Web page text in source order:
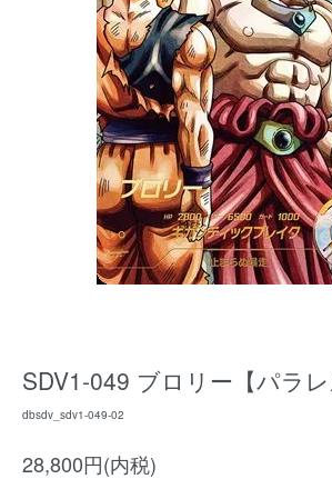
SDV1-049 ブロリー【パラレ
dbsdv_sdv1-049-02
28,800円(内税)